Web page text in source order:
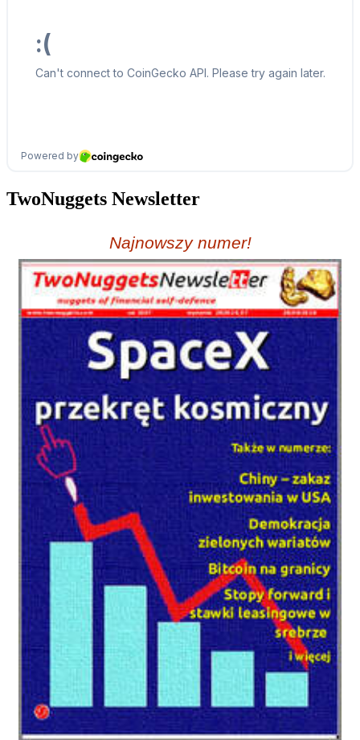
TwoNuggets Newsletter
Najnowszy numer!